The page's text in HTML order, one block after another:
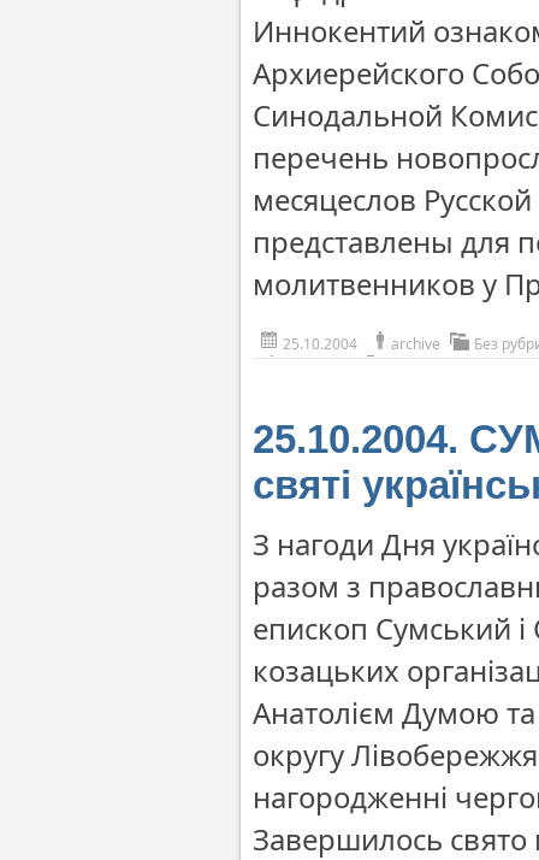
Иннокентий
Архиерейского
Синодальной
перечень
месяцеслов
представлены для
молитвенников у
25.10.2004 archive Без
25.10.2004.
святі
З нагоди Дня
разом з
епископ Сумський і
козацьких
Анатолієм Думою
округу
нагородженні
Завершилось